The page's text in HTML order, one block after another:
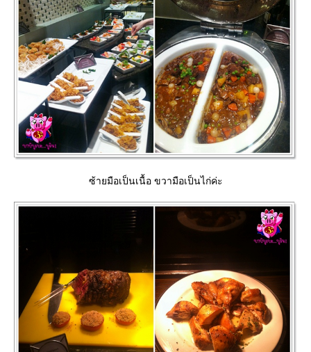
ซ้ายมือเป็นเนื้อ ขวามือเป็นไก่ค่ะ